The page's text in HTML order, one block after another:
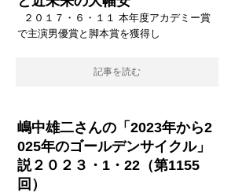
２０１７・６・１１ 本年度アカデミー賞
で主演男優賞と脚本賞を獲得し
記事を読む
嶋中雄二さんの「2023年から2
025年のゴールデンサイクル」
説２０２３・1・22（第1155
回）